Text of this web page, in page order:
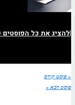
|להציג את כל
« פוסט קודם
פוסט הבא »